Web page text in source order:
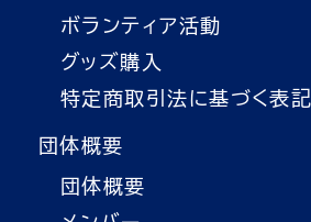
ボランティア活動
グッズ購入
特定商取引法に基づく表記
団体概要
団体概要